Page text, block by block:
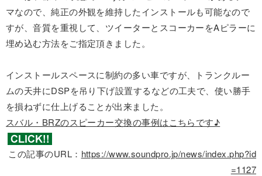
マなので、純正の外観を維持したインストールも可能なので
すが、音質を重視して、ツイーターとスコーカーをAピラーに
埋め込む方法をご指定頂きました。
インストールスペースに制約の多い車ですが、トランクルー
ムの天井にDSPを吊り下げ設置するなどの工夫で、使い勝手
を損ねずに仕上げることが出来ました。
スバル・BRZのスピーカー交換の事例はこちらです♪
この記事のURL： https://www.soundpro.jp/news/index.php?id
=1127